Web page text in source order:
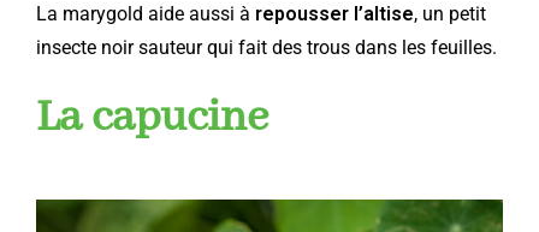
La marygold aide aussi à repousser l’altise, un petit
insecte noir sauteur qui fait des trous dans les feuilles.
La capucine